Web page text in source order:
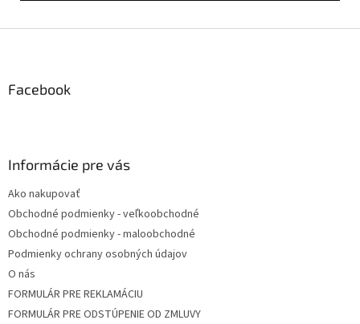
Facebook
Informácie pre vás
Ako nakupovať
Obchodné podmienky - veľkoobchodné
Obchodné podmienky - maloobchodné
Podmienky ochrany osobných údajov
O nás
FORMULÁR PRE REKLAMÁCIU
FORMULÁR PRE ODSTÚPENIE OD ZMLUVY